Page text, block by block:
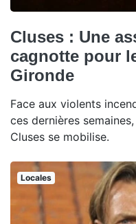
Cluses : Une
cagnotte pour
Gironde
Face aux violents
ces dernières
Cluses se mobilise.
Locales